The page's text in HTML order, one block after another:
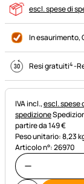
escl. spese di
In esaurimento,
Resi gratuiti4-
Informazioni fiscali:
IVA incl.,escl. spese
spedizione
partire da 149 €
Peso unitario: 8,23
Articolo n°: 26970